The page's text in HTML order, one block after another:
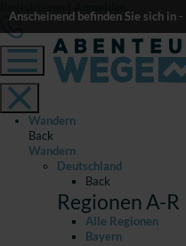
Anscheinend befinden Sie sich in -
Wandern
Back
Wandern
Deutschland
Back
Regionen A-R
Alle Regionen
Bayern